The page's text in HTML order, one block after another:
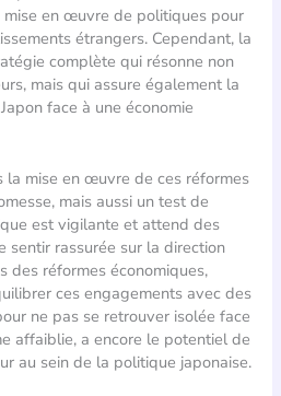
en œuvre de politiques pour
étrangers. Cependant, la
complète qui résonne non
mais qui assure également la
face à une économie
la mise en œuvre de ces réformes
mais aussi un test de
est vigilante et attend des
sentir rassurée sur la direction
des réformes économiques,
ces engagements avec des
ne pas se retrouver isolée face
affaiblie, a encore le potentiel de
au sein de la politique japonaise.